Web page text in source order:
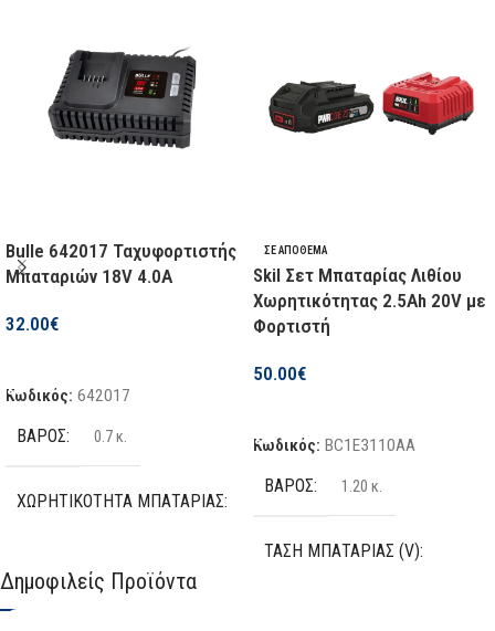
Βulle 642017 Ταχυφορτιστής
Μπαταριών 18V 4.0A
32.00€
Κωδικός: 642017
ΒΆΡΟΣ 0.7 κ.
ΧΩΡΗΤΙΚΌΤΗΤΑ ΜΠΑΤΑΡΊΑΣ
ΣΕ ΑΠΌΘΕΜΑ
Skil Σετ Μπαταρίας Λιθίου
Χωρητικότητας 2.5Ah 20V με
Φορτιστή
50.00€
Κωδικός: BC1E3110AA
ΒΆΡΟΣ 1.20 κ.
ΤΆΣΗ ΜΠΑΤΑΡΊΑΣ (V)
Δημοφιλείς Προϊόντα